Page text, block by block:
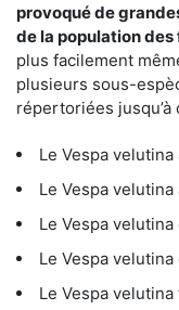
provoqué de
de la population
plus facilement
plusieurs sous-
répertoriées jusqu’à
Le Vespa velutina
Le Vespa velutina
Le Vespa
Le Vespa
Le Vespa